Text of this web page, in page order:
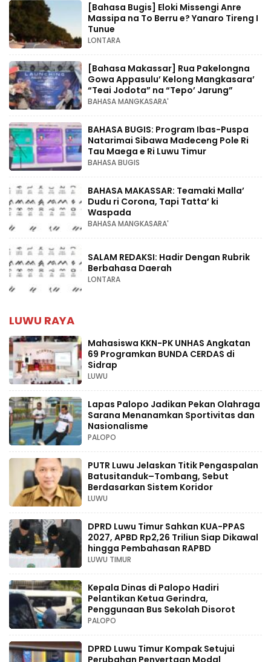
[Bahasa Bugis] ‎Eloki Missengi Anre
Massipa na To Berru e? Yanaro Tireng I
Tunue
LONTARA
[Bahasa Makassar] Rua Pakelongna
Gowa Appasulu’ Kelong Mangkasara’
“Teai Jodota” na “Tepo’ Jarung”
BAHASA MANGKASARA'
BAHASA BUGIS: Program Ibas-Puspa
Natarimai Sibawa Madeceng Pole Ri
Tau Maega e Ri Luwu Timur
BAHASA BUGIS
BAHASA MAKASSAR: Teamaki Malla’
Dudu ri Corona, Tapi Tatta’ ki
Waspada
BAHASA MANGKASARA'
SALAM REDAKSI: Hadir Dengan Rubrik
Berbahasa Daerah
LONTARA
LUWU RAYA
Mahasiswa KKN-PK UNHAS Angkatan
69 Programkan BUNDA CERDAS di
Sidrap
LUWU
Lapas Palopo Jadikan Pekan Olahraga
Sarana Menanamkan Sportivitas dan
Nasionalisme
PALOPO
PUTR Luwu Jelaskan Titik Pengaspalan
Batusitanduk–Tombang, Sebut
Berdasarkan Sistem Koridor
LUWU
DPRD Luwu Timur Sahkan KUA-PPAS
2027, APBD Rp2,26 Triliun Siap Dikawal
hingga Pembahasan RAPBD
LUWU TIMUR
Kepala Dinas di Palopo Hadiri
Pelantikan Ketua Gerindra,
Penggunaan Bus Sekolah Disorot
PALOPO
DPRD Luwu Timur Kompak Setujui
Perubahan Penyertaan Modal